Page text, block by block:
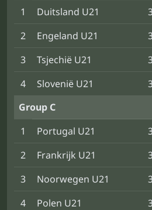
1
Duitsland U21
2
Engeland U21
3
Tsjechië U21
4
Slovenië U21
Group C
1
Portugal U21
2
Frankrijk U21
3
Noorwegen U21
4
Polen U21